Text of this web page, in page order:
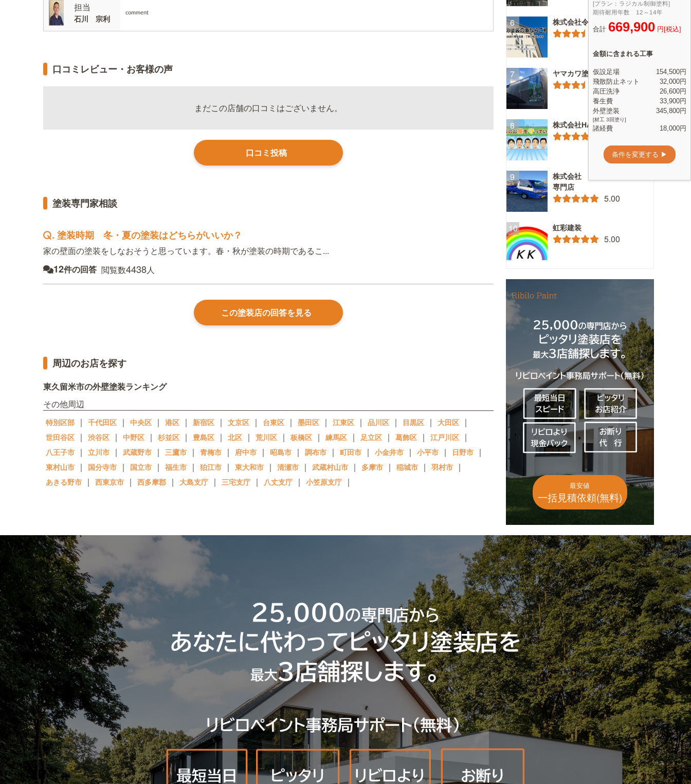
担当
石川 宗利
comment
口コミレビュー・お客様の声
まだこの店舗の口コミはございません。
口コミ投稿
塗装専門家相談
. 塗装時期 冬・夏の塗装はどちらがいいか？
家の壁面の塗装をしなおそうと思っています。春・秋が塗装の時期であるこ...
12件の回答 閲覧数4438人
この塗装店の回答を見る
周辺のお店を探す
東久留米市の外壁塗装ランキング
その他周辺
特別区部 ｜ 千代田区 ｜ 中央区 ｜ 港区 ｜ 新宿区 ｜ 文京区 ｜ 台東区 ｜ 墨田区 ｜ 江東区 ｜ 品川区 ｜ 目黒区 ｜ 大田区 ｜
世田谷区 ｜ 渋谷区 ｜ 中野区 ｜ 杉並区 ｜ 豊島区 ｜ 北区 ｜ 荒川区 ｜ 板橋区 ｜ 練馬区 ｜ 足立区 ｜ 葛飾区 ｜ 江戸川区 ｜
八王子市 ｜ 立川市 ｜ 武蔵野市 ｜ 三鷹市 ｜ 青梅市 ｜ 府中市 ｜ 昭島市 ｜ 調布市 ｜ 町田市 ｜ 小金井市 ｜ 小平市 ｜ 日野市 ｜
東村山市 ｜ 国分寺市 ｜ 国立市 ｜ 福生市 ｜ 狛江市 ｜ 東大和市 ｜ 清瀬市 ｜ 武蔵村山市 ｜ 多摩市 ｜ 稲城市 ｜ 羽村市 ｜
あきる野市 ｜ 西東京市 ｜ 西多摩郡 ｜ 大島支庁 ｜ 三宅支庁 ｜ 八丈支庁 ｜ 小笠原支庁 ｜
株式会社令和美装社
3.75
ヤマカワ塗装
3.56
株式会社HAMA塗装
株式会社 サンユウ 外壁塗装
専門店
5.00
虹彩建装
5.00
最安値
一括見積依頼(無料)